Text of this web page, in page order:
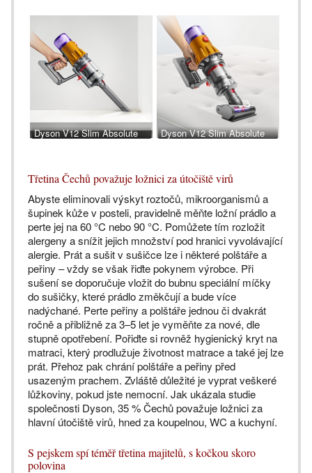
Dyson V12 Slim Absolute
Dyson V12 Slim Absolute
Třetina Čechů považuje ložnici za útočiště virů
Abyste eliminovali výskyt roztočů, mikroorganismů a
šupinek kůže v posteli, pravidelně měňte ložní prádlo a
perte jej na 60 °C nebo 90 °C. Pomůžete tím rozložit
alergeny a snížit jejich množství pod hranici vyvolávající
alergie. Prát a sušit v sušičce lze i některé polštáře a
peřiny – vždy se však řiďte pokynem výrobce. Při
sušení se doporučuje vložit do bubnu speciální míčky
do sušičky, které prádlo změkčují a bude více
nadýchané. Perte peřiny a polštáře jednou či dvakrát
ročně a přibližně za 3–5 let je vyměňte za nové, dle
stupně opotřebení. Pořiďte si rovněž hygienický kryt na
matraci, který prodlužuje životnost matrace a také jej lze
prát. Přehoz pak chrání polštáře a peřiny před
usazeným prachem. Zvláště důležité je vyprat veškeré
lůžkoviny, pokud jste nemocní. Jak ukázala studie
společnosti Dyson, 35 % Čechů považuje ložnici za
hlavní útočiště virů, hned za koupelnou, WC a kuchyní.
S pejskem spí téměř třetina majitelů, s kočkou skoro
polovina